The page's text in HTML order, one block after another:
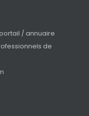
/ annuaire
de